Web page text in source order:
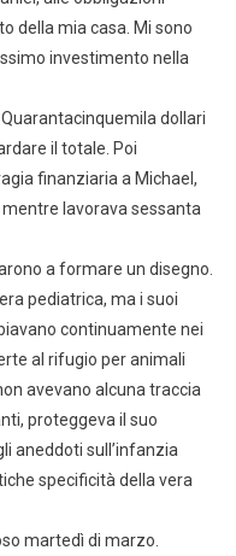
della mia casa. Mi sono
investimento nella
dollari
il totale. Poi
finanziaria a Michael,
lavorava sessanta
a formare un disegno.
pediatrica, ma i suoi
continuamente nei
al rifugio per animali
avevano alcuna traccia
proteggeva il suo
aneddoti sull’infanzia
specificità della vera
martedì di marzo.